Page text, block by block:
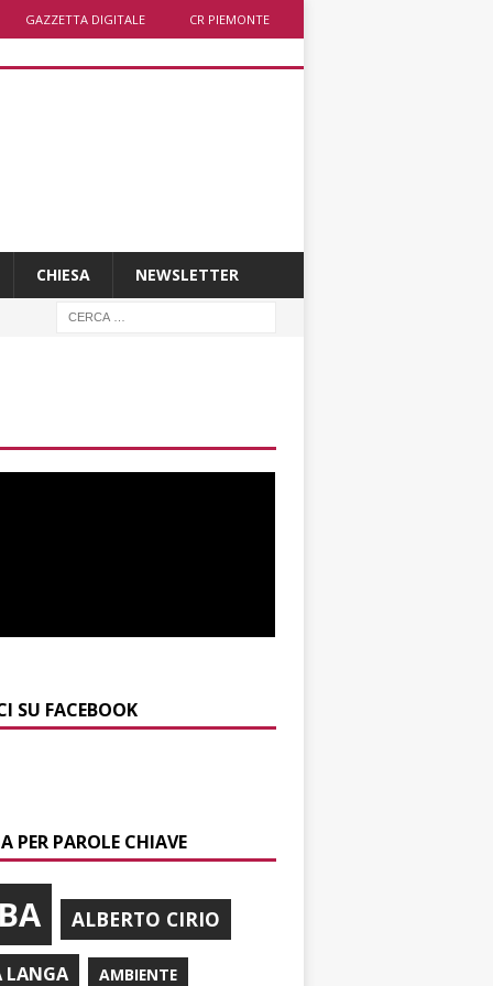
GAZZETTA DIGITALE CR PIEMONTE
CHIESA NEWSLETTER
SU FACEBOOK
PER PAROLE CHIAVE
ALBERTO CIRIO
LANGA AMBIENTE